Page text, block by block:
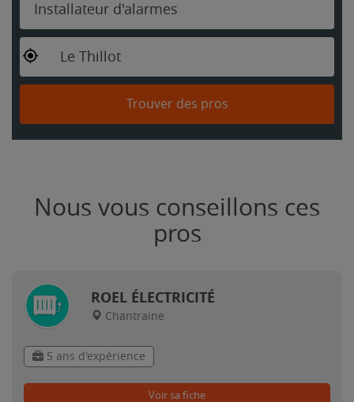
Installateur d'alarmes
Le Thillot
Trouver des pros
Nous vous conseillons ces
pros
ROEL ÉLECTRICITÉ
Chantraine
5 ans d'expérience
Voir sa fiche